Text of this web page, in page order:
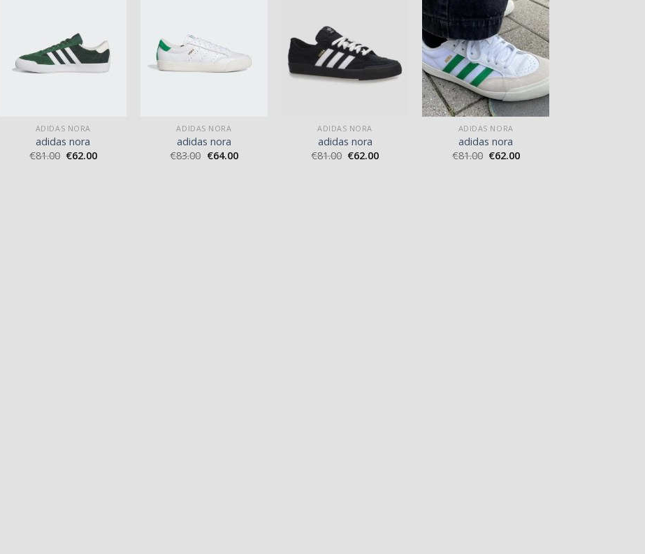
ADIDAS NORA
adidas nora
€81.00 €62.00
ADIDAS NORA
adidas nora
€83.00 €64.00
ADIDAS NORA
adidas nora
€81.00 €62.00
ADIDAS NORA
adidas nora
€81.00 €62.00